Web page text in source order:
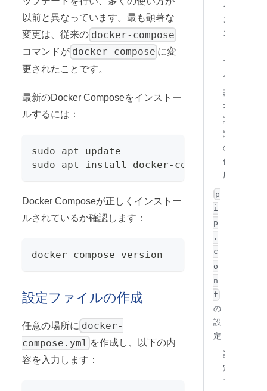
以前と異なっています。最も顕著な
変更は、従来の docker-compose
コマンドが docker compose に変
更されたことです。
最新のDocker Composeをインストー
ルするには：
sudo apt update
sudo apt install docker-compose-plugin
Docker Composeが正しくインストー
ルされているか確認します：
docker compose version
設定ファイルの作成
任意の場所に docker-
compose.yml を作成し、以下の内
容を入力します：
イ
ン
ス
ー
ル
基
本
認
証
の
使
用
p
i
p
.
c
o
n
f
の
設
定
設
定
フ